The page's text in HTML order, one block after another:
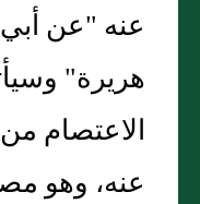
عنه "عن
هريرة"
الاعتصام
عنه، وهو